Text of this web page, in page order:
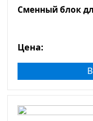
Сменный блок
Цена: